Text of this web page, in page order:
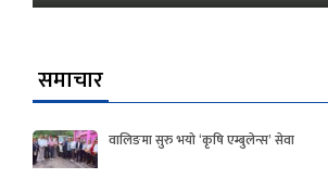
समाचार
वालिङमा सुरु भयो ‘कृषि एम्बुलेन्स’ सेवा